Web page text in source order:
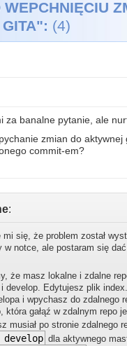
WEPCHNIĘCIU
(4)
za banalne pytanie, ale
zmian do aktywnej
commit-em?
:
mi się, że problem został
w notce, ale postaram się
że masz lokalne i zdalne
develop. Edytujesz plik
i wpychasz do zdalnego
która gałąź w zdalnym repo
musiał po stronie zdalnego
develop dla aktywnego